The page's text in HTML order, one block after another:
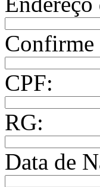
Confirme
CPF:
RG:
Data de